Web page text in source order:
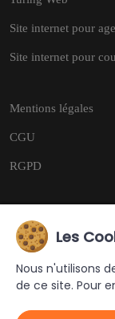
Site internet pour
Site internet pour
Mentions légales
CGU
RGPD
Ce site a
Les
Nous n'utilisons
de ce site. Pour